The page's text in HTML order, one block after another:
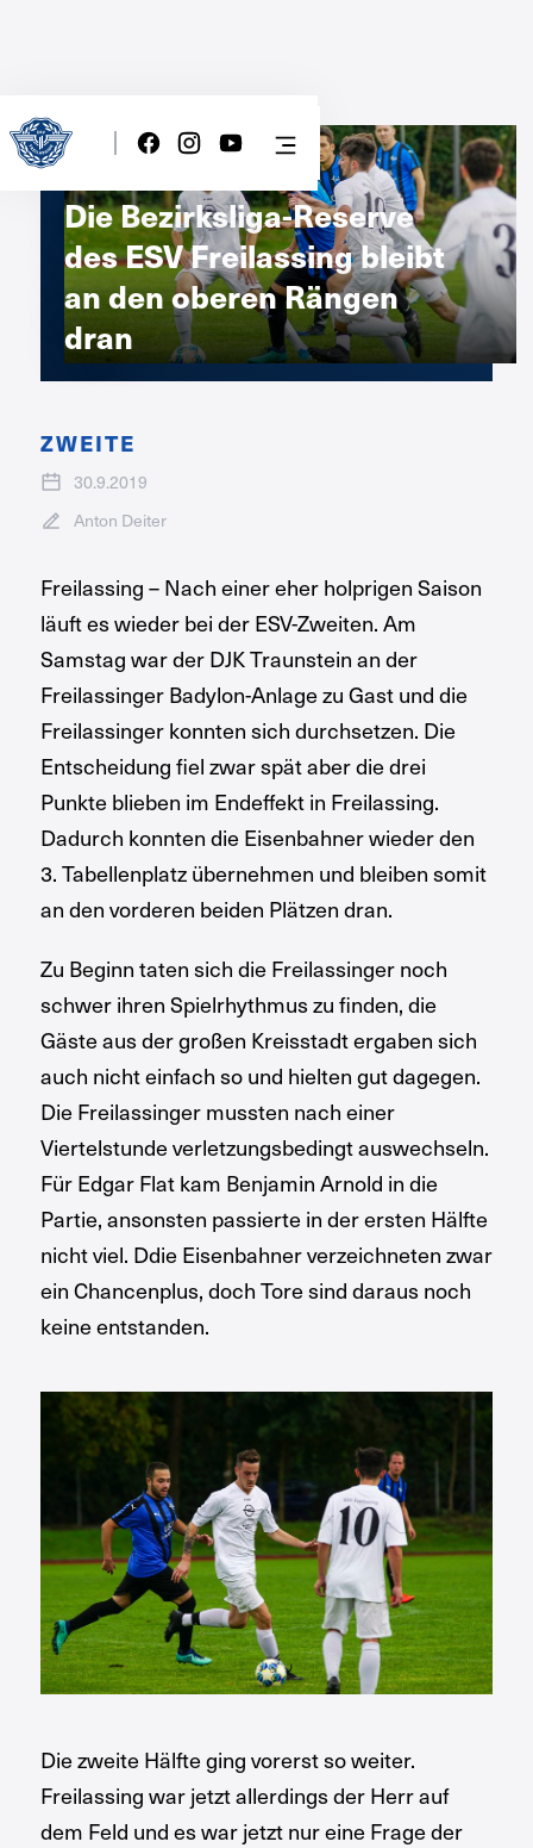
Die Bezirksliga-Reserve
des ESV Freilassing bleibt
an den oberen Rängen
dran
ZWEITE
30.9.2019
Anton Deiter
Freilassing – Nach einer eher holprigen Saison
läuft es wieder bei der ESV-Zweiten. Am
Samstag war der DJK Traunstein an der
Freilassinger Badylon-Anlage zu Gast und die
Freilassinger konnten sich durchsetzen. Die
Entscheidung fiel zwar spät aber die drei
Punkte blieben im Endeffekt in Freilassing.
Dadurch konnten die Eisenbahner wieder den
3. Tabellenplatz übernehmen und bleiben somit
an den vorderen beiden Plätzen dran.
Zu Beginn taten sich die Freilassinger noch
schwer ihren Spielrhythmus zu finden, die
Gäste aus der großen Kreisstadt ergaben sich
auch nicht einfach so und hielten gut dagegen.
Die Freilassinger mussten nach einer
Viertelstunde verletzungsbedingt auswechseln.
Für Edgar Flat kam Benjamin Arnold in die
Partie, ansonsten passierte in der ersten Hälfte
nicht viel. Ddie Eisenbahner verzeichneten zwar
ein Chancenplus, doch Tore sind daraus noch
keine entstanden.
Die zweite Hälfte ging vorerst so weiter.
Freilassing war jetzt allerdings der Herr auf
dem Feld und es war jetzt nur eine Frage der